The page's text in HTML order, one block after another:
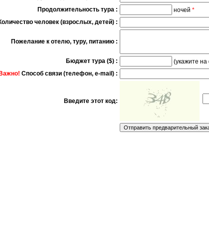
Продолжительность тура :
ночей *
человек (взрослых, детей) :
Пожелание к отелю, туру, питанию :
Бюджет тура ($) :
(укажите на
Важно! Способ связи (телефон, e-mail) :
Введите этот код: